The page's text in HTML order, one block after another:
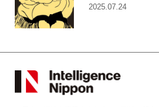
2025.07.24